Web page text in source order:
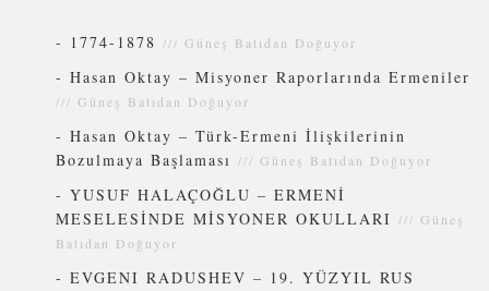
- 1774-1878 ///Güneş Batıdan Doğuyor
-Hasan Oktay – Misyoner Raporlarında Ermeniler
///Güneş Batıdan Doğuyor
-Hasan Oktay – Türk-Ermeni İlişkilerinin
Bozulmaya Başlaması ///Güneş Batıdan Doğuyor
-YUSUF HALAÇOĞLU – ERMENİ
MESELESİNDE MİSYONER OKULLARI ///Güneş
Batıdan Doğuyor
-EVGENI RADUSHEV – 19. YÜZYIL RUS